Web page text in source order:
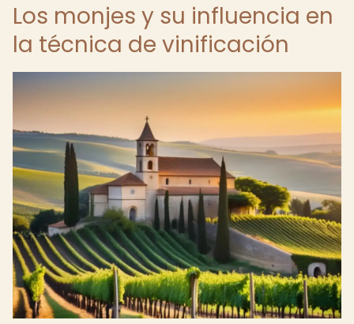
Los monjes y su influencia en
la técnica de vinificación